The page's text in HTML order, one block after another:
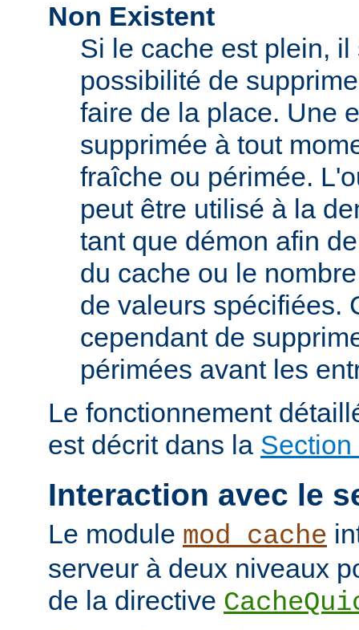
Non Existent
Si le cache est plein,
possibilité de
faire de la place. Une
supprimée à tout
fraîche ou périmée.
peut être utilisé à la
tant que démon afin
du cache ou le
de valeurs spécifiées.
cependant de
périmées avant les
Le fonctionnement
est décrit dans la
Interaction avec le
Le module mod_cache
serveur à deux niveaux
de la directive